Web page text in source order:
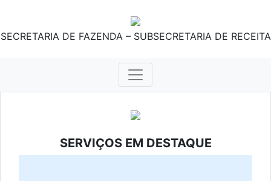
SECRETARIA DE FAZENDA – SUBSECRETARIA DE RECEITA
SERVIÇOS EM DESTAQUE